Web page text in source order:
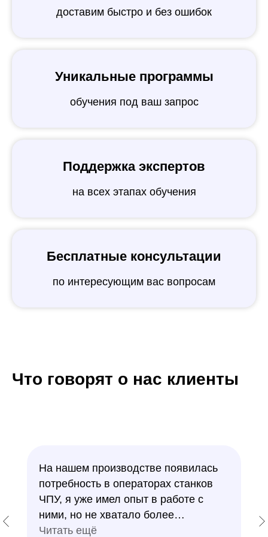
доставим быстро и без ошибок
Уникальные программы
обучения под ваш запрос
Поддержка экспертов
на всех этапах обучения
Бесплатные консультации
по интересующим вас вопросам
Что говорят о нас клиенты
На нашем производстве появилась
потребность в операторах станков
ЧПУ, я уже имел опыт в работе с
ними, но не хватало более
профессиональных знаний. В курсе
Читать ещё